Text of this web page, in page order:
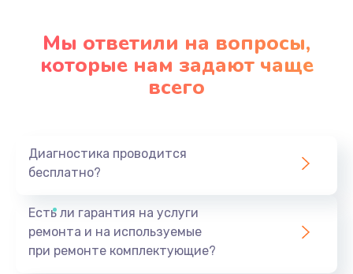
Мы ответили на вопросы,
которые нам задают чаще
всего
Диагностика проводится
бесплатно?
Есть ли гарантия на услуги
ремонта и на используемые
при ремонте комплектующие?